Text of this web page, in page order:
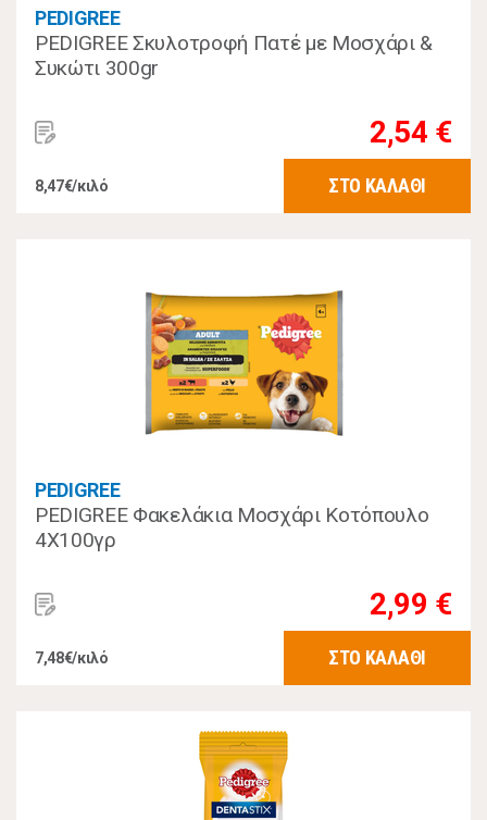
PEDIGREE
PEDIGREE Σκυλοτροφή Πατέ με Μοσχάρι &
Συκώτι 300gr
2,54 €
8,47€/κιλό ΣΤΟ ΚΑΛΑΘΙ
PEDIGREE
PEDIGREE Φακελάκια Μοσχάρι Κοτόπουλο
4Χ100γρ
2,99 €
7,48€/κιλό ΣΤΟ ΚΑΛΑΘΙ